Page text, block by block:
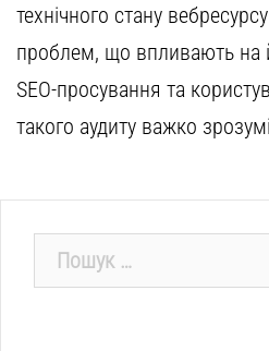
технічного стану
проблем, що впливають на
SEO-просування та
такого аудиту важко
Пошук: